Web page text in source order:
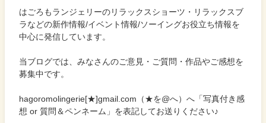
はごろもランジェリーのリラックスショーツ・リラックスブ
ラなどの新作情報/イベント情報/ソーイングお役立ち情報を
中心に発信しています。
当ブログでは、みなさんのご意見・ご質問・作品やご感想を
募集中です。
hagoromolingerie[★]gmail.com（★を@へ）へ「写真付き感
想 or 質問＆ペンネーム」を表記してお送りください♪